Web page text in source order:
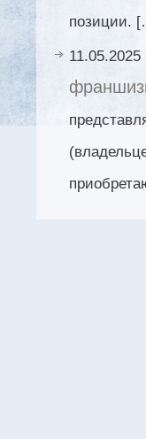
позиции.
11.05.2025